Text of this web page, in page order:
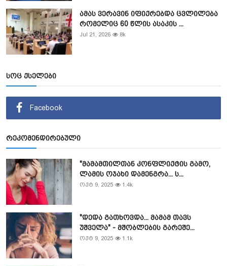
ამას ვერავინ იფიქრებდა ცვლილება
რომელიც 60 წლის ასაკის ...
Jul 21, 2026 8k
სოც ქსელები
Facebook
რეკომენდირებული
"მამამთილთან კონფლიქტის გამო,
ლამის ოჯახი დამენგრა... ს...
ოქტ 9, 2025 1.4k
"დედა გათხოვდა... მამამ თავს
უშველა" - მშობლების გარეშე...
ოქტ 9, 2025 1.1k